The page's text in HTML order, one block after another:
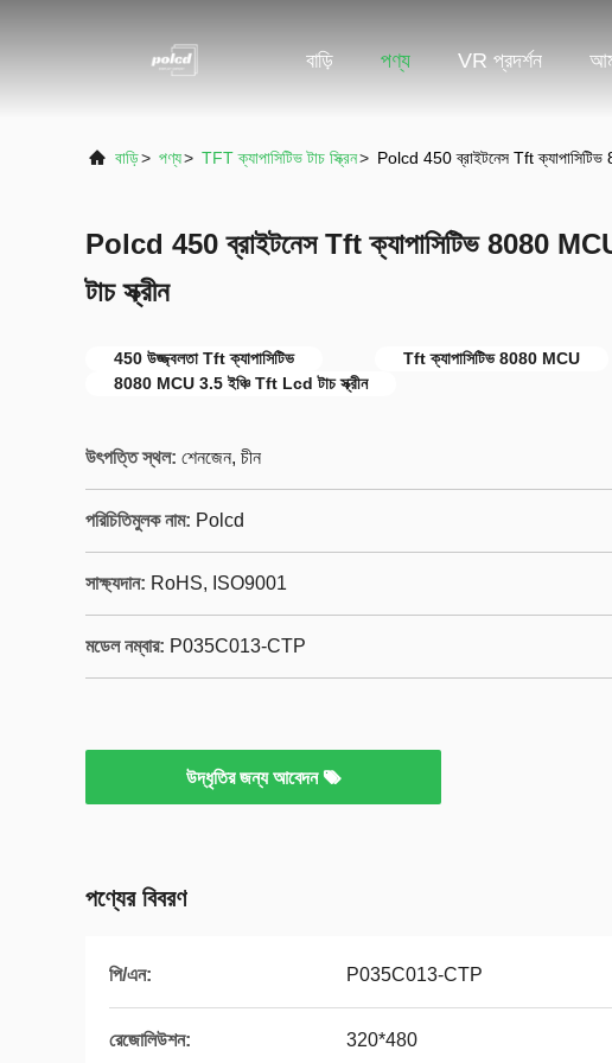
বাড়ি পণ্য VR প্রদর্শন
বাড়ি> পণ্য> TFT ক্যাপাসিটিভ টাচ স্ক্রিন> Polcd 450 ব্রাইটনেস Tft
Polcd 450 ব্রাইটনেস Tft ক্যাপাসিটিভ 8080
টাচ স্ক্রীন
450 উজ্জ্বলতা Tft ক্যাপাসিটিভ
Tft ক্যাপাসিটিভ 8080 MCU
8080 MCU 3.5 ইঞ্চি Tft Lcd টাচ স্ক্রীন
উৎপত্তি স্থল: শেনজেন, চীন
পরিচিতিমুলক নাম: Polcd
সাক্ষ্যদান: RoHS, ISO9001
মডেল নম্বার: P035C013-CTP
উদ্ধৃতির জন্য আবেদন
পণ্যের বিবরণ
পি/এন: P035C013-CTP
রেজোলিউশন: 320*480